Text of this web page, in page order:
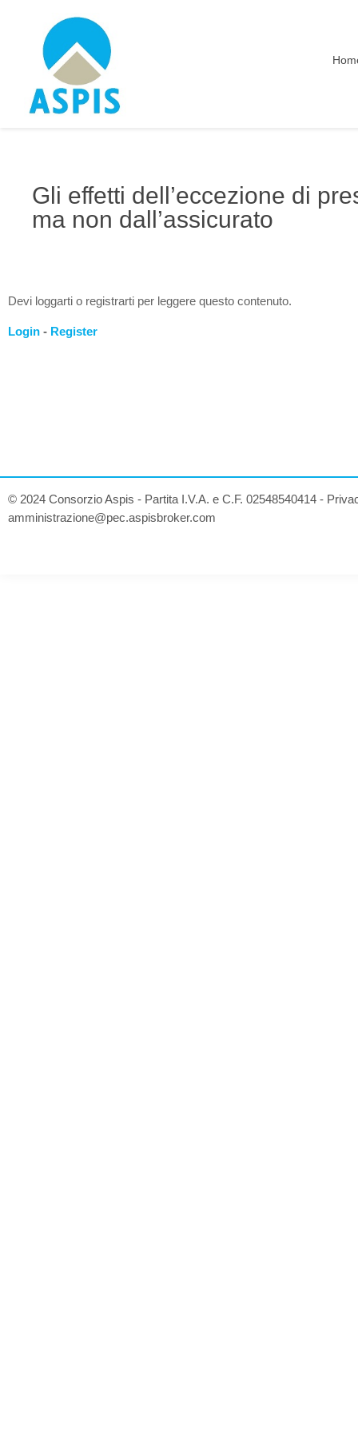
Gli effetti dell’eccezione di
ma non dall’assicurato
Devi loggarti o registrarti per leggere questo contenuto.
Login - Register
© 2024 Consorzio Aspis - Partita I.V.A. e C.F. 02548540414 -
amministrazione@pec.aspisbroker.com